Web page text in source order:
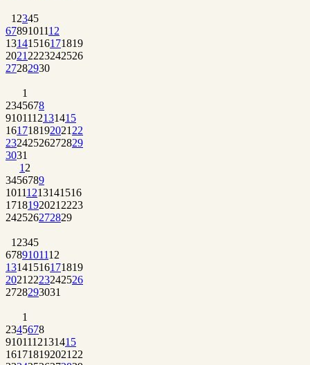
1 2345
6789101112
13141516171819
2021 2223242526
27282930
1
2345678
9101112131415
161718192021 22
23242526272829
3031
1 2
3456789
10111213141516
1718192021 2223
242526272829
1 2345
6789101112
13141516171819
2021 2223242526
2728293031
1
2345678
9101112131415
161718192021 22